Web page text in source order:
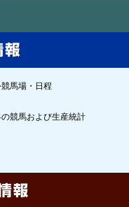
馬場・日程
競馬および生産統計